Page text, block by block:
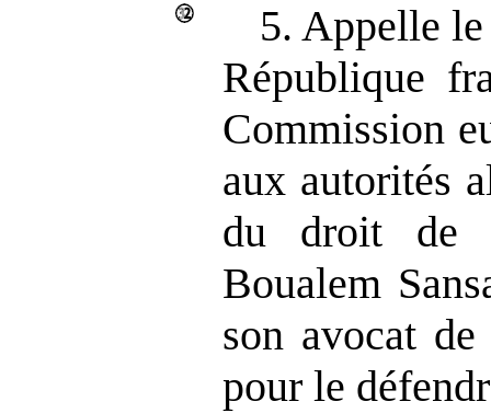
5. Appelle
République
Commission
aux autorités
du droit de
Boualem
son avocat
pour le